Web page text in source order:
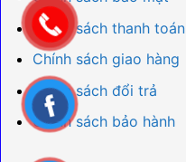
Chính sách thanh toán
Chính sách giao hàng
Chính sách đổi trả
Chính sách bảo hành